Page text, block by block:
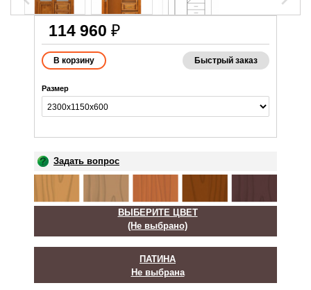
114 960 ₽
Быстрый заказ
Размер
Задать вопрос
ВЫБЕРИТЕ ЦВЕТ
(Не выбрано)
ПАТИНА
Не выбрана